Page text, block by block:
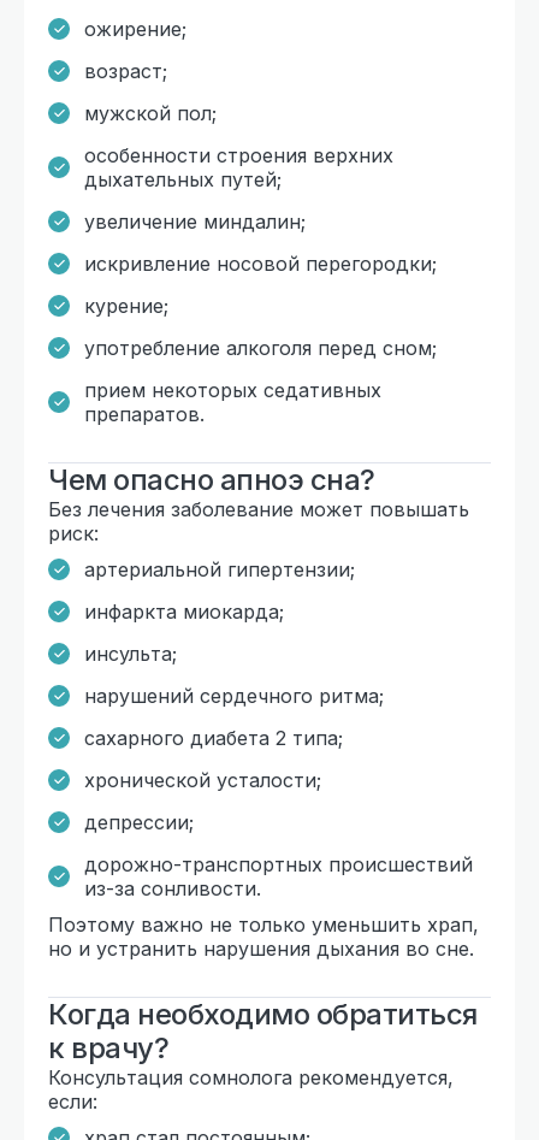
ожирение;
возраст;
мужской пол;
особенности строения верхних
дыхательных путей;
увеличение миндалин;
искривление носовой перегородки;
курение;
употребление алкоголя перед сном;
прием некоторых седативных
препаратов.
Чем опасно апноэ сна?
Без лечения заболевание может повышать
риск:
артериальной гипертензии;
инфаркта миокарда;
инсульта;
нарушений сердечного ритма;
сахарного диабета 2 типа;
хронической усталости;
депрессии;
дорожно-транспортных происшествий
из-за сонливости.
Поэтому важно не только уменьшить храп,
но и устранить нарушения дыхания во сне.
Когда необходимо обратиться
к врачу?
Консультация сомнолога рекомендуется,
если: